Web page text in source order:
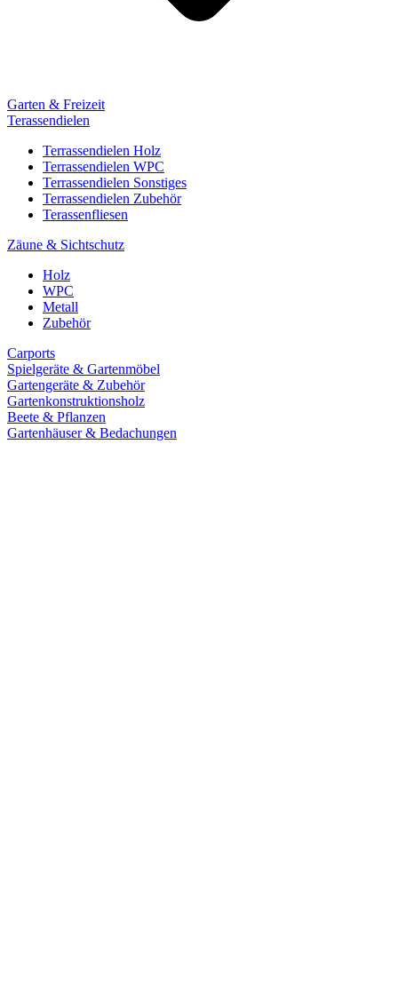
Garten & Freizeit
Terassendielen
Terrassendielen Holz
Terrassendielen WPC
Terrassendielen Sonstiges
Terrassendielen Zubehör
Terassenfliesen
Zäune & Sichtschutz
Holz
WPC
Metall
Zubehör
Carports
Spielgeräte & Gartenmöbel
Gartengeräte & Zubehör
Gartenkonstruktionsholz
Beete & Pflanzen
Gartenhäuser & Bedachungen